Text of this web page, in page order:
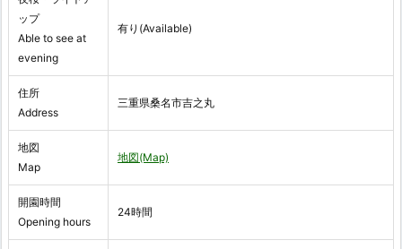
ップ
Able to see at
evening
有り(Available)
住所
Address
三重県桑名市吉之丸
地図
Map
地図(Map)
開園時間
Opening hours
24時間